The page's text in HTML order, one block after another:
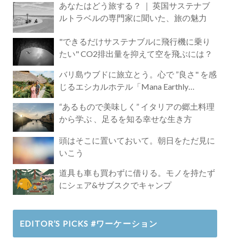
あなたはどう旅する？ ｜ 英国サステナブ
ルトラベルの専門家に聞いた、旅の魅力
"できるだけサステナブルに飛行機に乗り
たい" CO2排出量を抑えて空を飛ぶには？
バリ島ウブドに旅立とう。心で ”良さ" を感
じるエシカルホテル「Mana Earthly
“あるもので美味しく” イタリアの郷土料理
から学ぶ 、足るを知る幸せな生き方
頭はそこに置いておいて。朝日をただ見に
いこう
道具も車も買わずに借りる。モノを持たず
にシェア&サブスクでキャンプ
EDITOR’S PICKS #ワーケーション